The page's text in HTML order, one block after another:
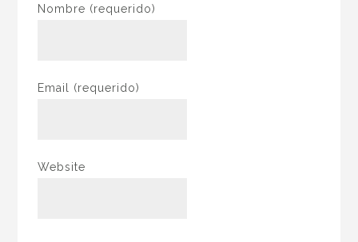
Nombre (requerido)
Email (requerido)
Website